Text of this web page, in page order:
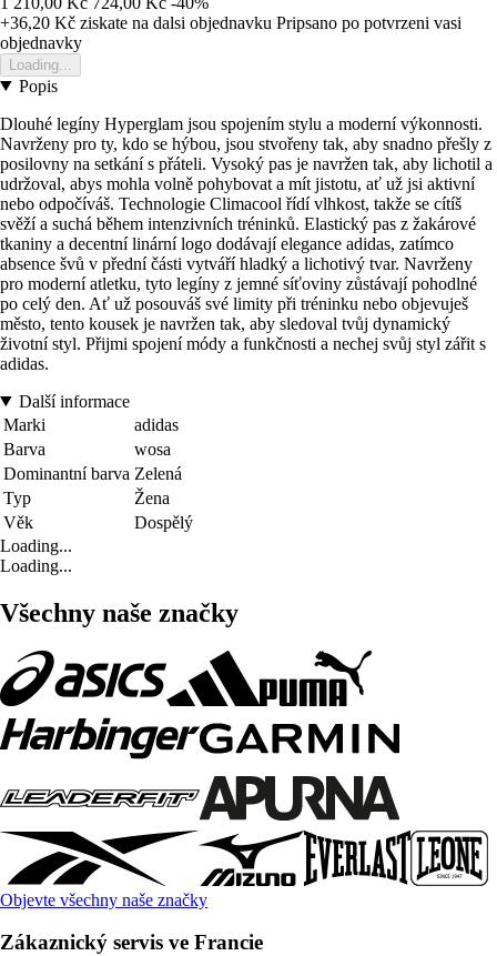
+36,20 Kč ziskate na dalsi objednavku Pripsano po potvrzeni vasi
objednavky
Loading...
Popis
Dlouhé legíny Hyperglam jsou spojením stylu a moderní výkonnosti.
Navrženy pro ty, kdo se hýbou, jsou stvořeny tak, aby snadno přešly z
posilovny na setkání s přáteli. Vysoký pas je navržen tak, aby lichotil a
udržoval, abys mohla volně pohybovat a mít jistotu, ať už jsi aktivní
nebo odpočíváš. Technologie Climacool řídí vlhkost, takže se cítíš
svěží a suchá během intenzivních tréninků. Elastický pas z žakárové
tkaniny a decentní linární logo dodávají elegance adidas, zatímco
absence švů v přední části vytváří hladký a lichotivý tvar. Navrženy
pro moderní atletku, tyto legíny z jemné síťoviny zůstávají pohodlné
po celý den. Ať už posouváš své limity při tréninku nebo objevuješ
město, tento kousek je navržen tak, aby sledoval tvůj dynamický
životní styl. Přijmi spojení módy a funkčnosti a nechej svůj styl zářit s
adidas.
Další informace
Marki
adidas
Barva
wosa
Dominantní barva Zelená
Typ
Žena
Věk
Dospělý
Loading...
Loading...
Všechny naše značky
Objevte všechny naše značky
Zákaznický servis ve Francie